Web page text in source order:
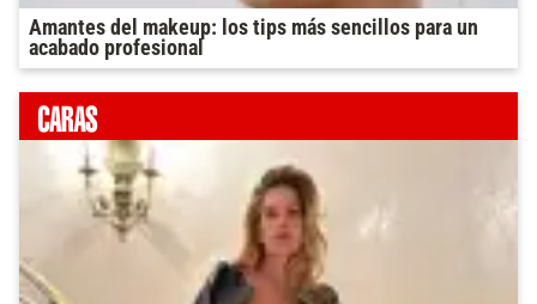
Amantes del makeup: los tips más sencillos para un
acabado profesional